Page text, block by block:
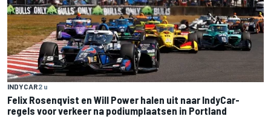
INDYCAR2 u
Felix Rosenqvist en Will Power halen uit naar IndyCar-
regels voor verkeer na podiumplaatsen in Portland